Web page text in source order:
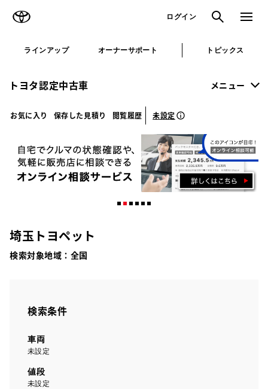
ログイン 検索 メニュ
ラインアップ オーナーサポート トピックス
トヨタ認定中古車 メニュー
お気に入り 保存した見積り 閲覧履歴 未設定
埼玉トヨペット
検索対象地域： 全国
検索条件
車両
未設定
値段
未設定